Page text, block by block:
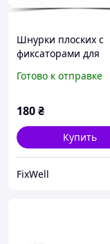
Шнурки плоских с
фиксаторами для
повседневной обуви
Черные
Готово к отправке
180₴
Купить
FixWell